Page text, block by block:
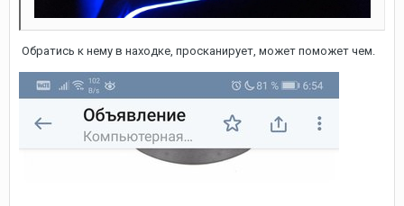
Обратись к нему в находке, просканирует, может поможет чем.